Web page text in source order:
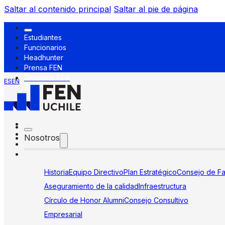
Saltar al contenido principal Saltar al pie de página
Estudiantes
Funcionarios
Headhunter
Prensa FEN
ESEN
Nosotros
HistoriaEquipo DirectivoPlan EstratégicoConsejo de
Aseguramiento de la calidadInfraestructura
Círculo de Honor AlumniConsejo Consultivo
Empresarial